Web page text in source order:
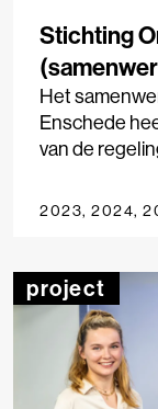
Stichting
Het
Enschede
van de
2023, 2024,
project